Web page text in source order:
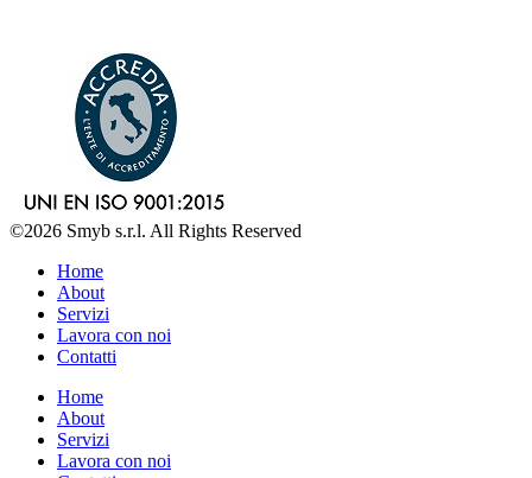
©2026 Smyb s.r.l. All Rights Reserved
Home
About
Servizi
Lavora con noi
Contatti
Home
About
Servizi
Lavora con noi